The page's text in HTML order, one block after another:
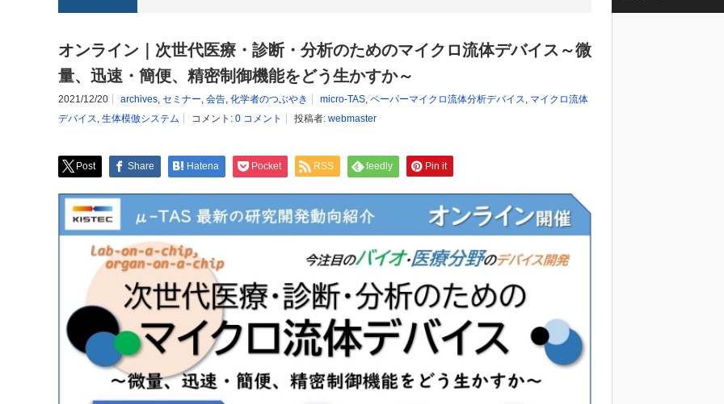
オンライン｜次世代医療・診断・分析のためのマイクロ流体デバイス～微
量、迅速・簡便、精密制御機能をどう生かすか～
2021/12/20 archives, セミナー, 会告, 化学者のつぶやき micro-TAS, ペーパーマイクロ流体分析デバイス, マイクロ流体
デバイス, 生体模倣システム コメント: 0 コメント 投稿者: webmaster
Post Share Hatena Pocket RSS feedly Pin it